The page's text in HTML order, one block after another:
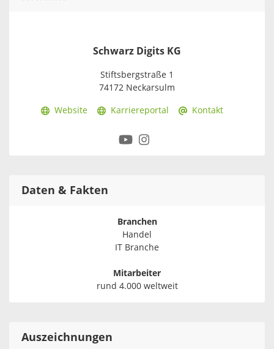
Schwarz Digits KG
Stiftsbergstraße 1
74172 Neckarsulm
Website Karriereportal Kontakt
Daten & Fakten
Branchen
Handel
IT Branche
Mitarbeiter
rund 4.000 weltweit
Auszeichnungen